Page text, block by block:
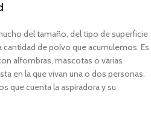
del tamaño, del tipo de superficie
cantidad de polvo que acumulemos. Es
alfombras, mascotas o varias
en la que vivan una o dos personas.
que cuenta la aspiradora y su